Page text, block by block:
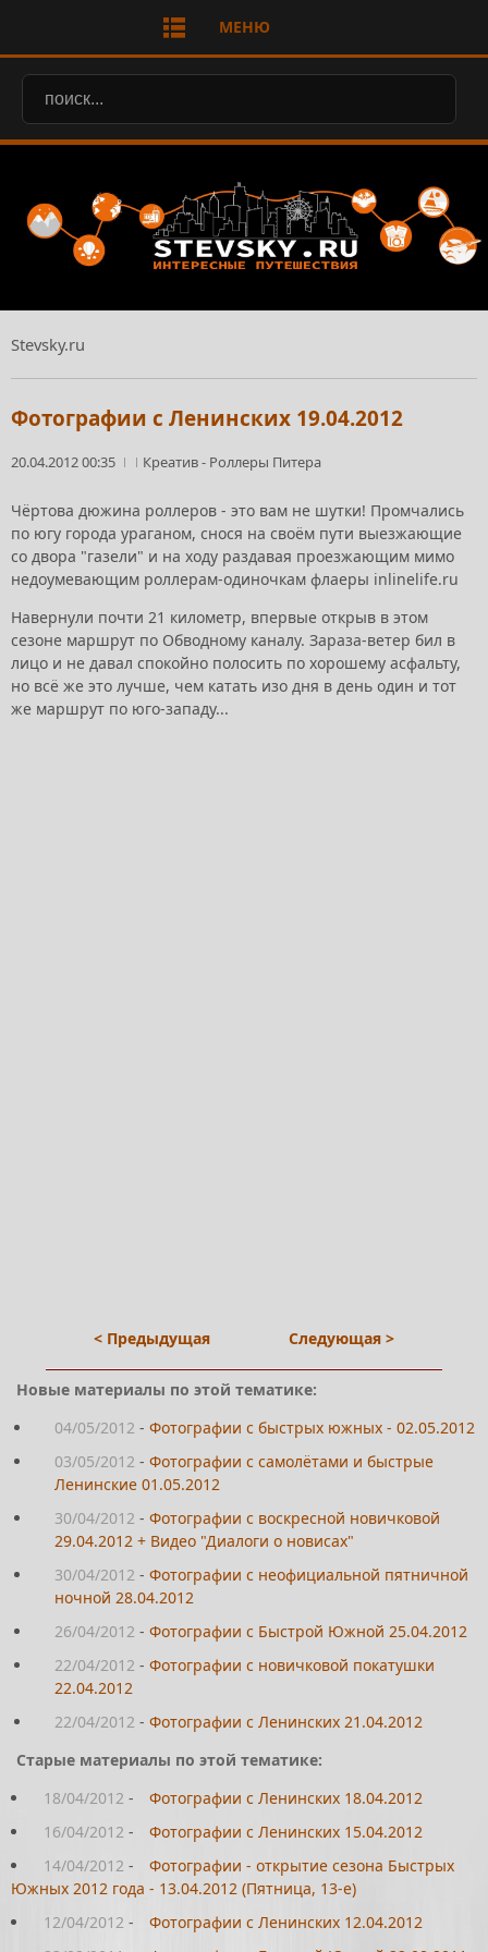
МЕНЮ
Stevsky.ru
Фотографии с Ленинских 19.04.2012
20.04.2012 00:35 Креатив- Роллеры Питера
Чёртова дюжина роллеров - это вам не шутки! Промчались
по югу города ураганом, снося на своём пути выезжающие
со двора "газели" и на ходу раздавая проезжающим мимо
недоумевающим роллерам-одиночкам флаеры inlinelife.ru
Навернули почти 21 километр, впервые открыв в этом
сезоне маршрут по Обводному каналу. Зараза-ветер бил в
лицо и не давал спокойно полосить по хорошему асфальту,
но всё же это лучше, чем катать изо дня в день один и тот
же маршрут по юго-западу...
< Предыдущая Следующая >
Новые материалы по этой тематике:
04/05/2012 - Фотографии с быстрых южных - 02.05.2012
03/05/2012 - Фотографии с самолётами и быстрые
Ленинские 01.05.2012
30/04/2012 - Фотографии с воскресной новичковой
29.04.2012 + Видео "Диалоги о новисах"
30/04/2012 - Фотографии с неофициальной пятничной
ночной 28.04.2012
26/04/2012 - Фотографии с Быстрой Южной 25.04.2012
22/04/2012 - Фотографии с новичковой покатушки
22.04.2012
22/04/2012 - Фотографии с Ленинских 21.04.2012
Старые материалы по этой тематике:
18/04/2012 -
Фотографии с Ленинских 18.04.2012
16/04/2012 -
Фотографии с Ленинских 15.04.2012
14/04/2012 -
Фотографии - открытие сезона Быстрых
Южных 2012 года - 13.04.2012 (Пятница, 13-е)
12/04/2012 -
Фотографии с Ленинских 12.04.2012